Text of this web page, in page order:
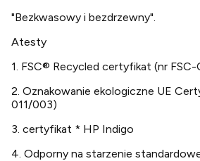
"Bezkwasowy i bezdrzewny".
Atesty
1. FSC® Recycled certyfikat (nr
2. Oznakowanie ekologiczne UE
011/003)
3. certyfikat * HP Indigo
4. Odporny na starzenie